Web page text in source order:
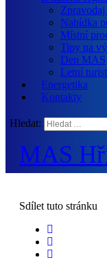
Nabídka
Místní
Tipy na
Den MAS
Letní
Energetika
Kontakty
Hledat:
MAS
Sdílet tuto stránku